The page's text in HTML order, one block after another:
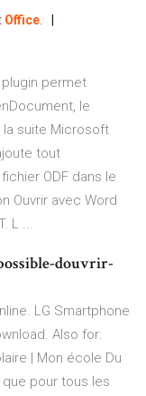
Office.
plugin permet
le
suite Microsoft
tout
ODF dans le
Ouvrir avec Word
L ...
douvrir-
LG Smartphone
Also for:
| Mon école Du
pour tous les